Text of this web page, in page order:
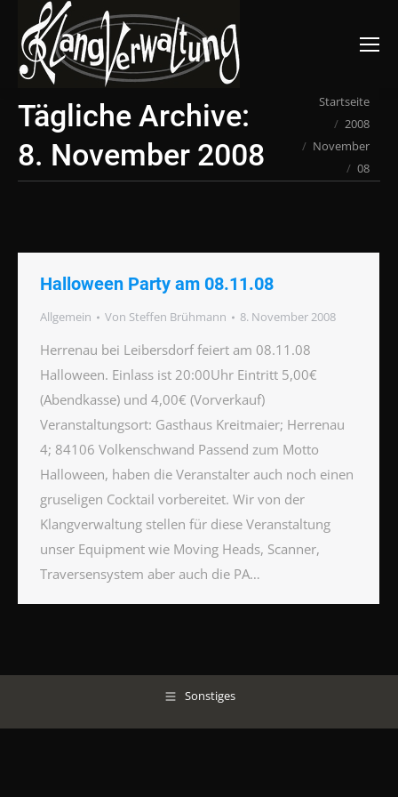
Suchen:
Tägliche Archive:
8. November 2008
Du bist hier:Startseite
2008
November
08
Halloween Party am 08.11.08
Allgemein Von Steffen Brühmann 8. November 2008
Herrenau bei Leibersdorf feiert am 08.11.08
Halloween. Einlass ist 20:00Uhr Eintritt 5,00€
(Abendkasse) und 4,00€ (Vorverkauf)
Veranstaltungsort: Gasthaus Kreitmaier; Herrenau
4; 84106 Volkenschwand Passend zum Motto
Halloween, haben die Veranstalter auch noch einen
gruseligen Cocktail vorbereitet. Wir von der
Klangverwaltung stellen für diese Veranstaltung
unser Equipment wie Moving Heads, Scanner,
Traversensystem aber auch die PA…
Sonstiges